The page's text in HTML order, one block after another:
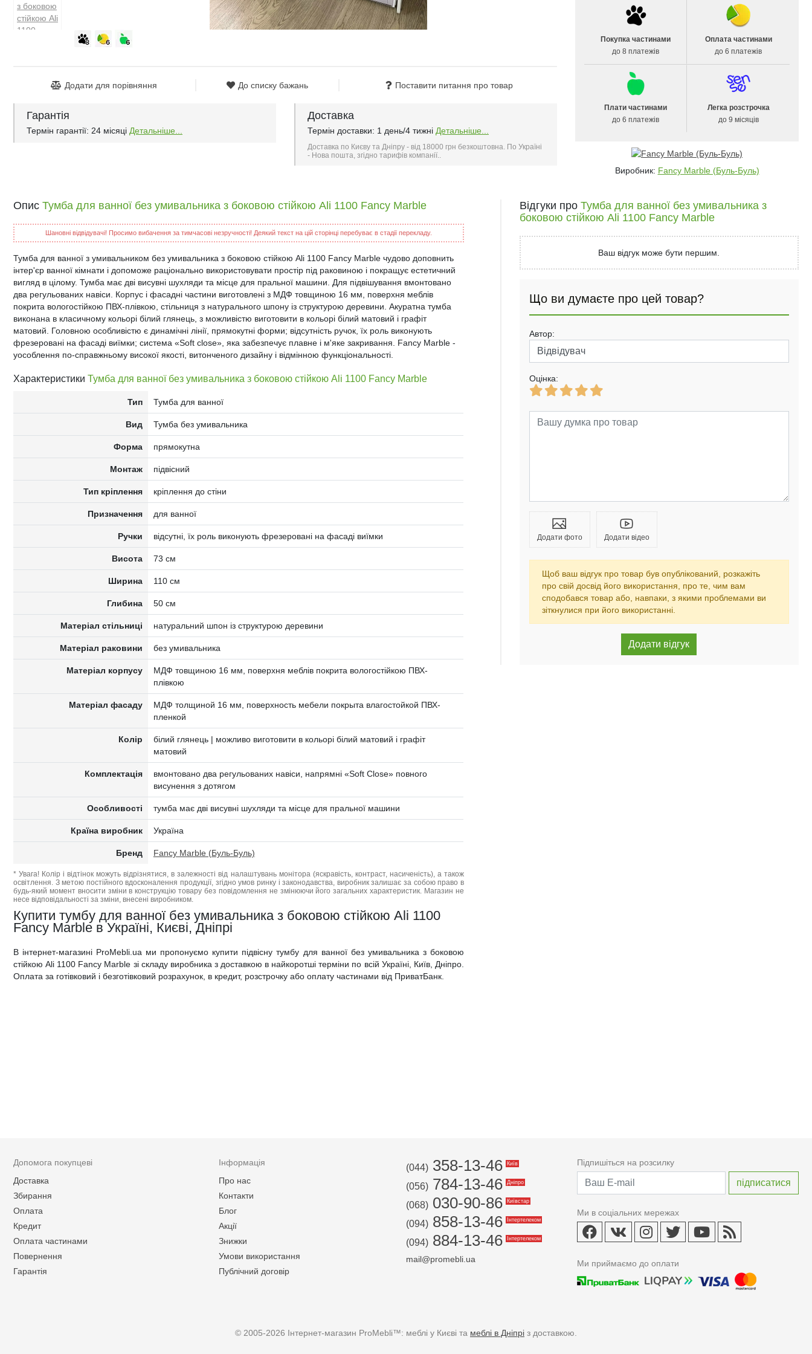
Додати для порівняння До списку бажань Поставити питання про товар
Гарантія
Термін гарантії: 24 місяці Детальніше...
Доставка
Термін доставки: 1 день/4 тижні Детальніше...
Доставка по Києву та Дніпру - від 18000 грн безкоштовна. По Україні
- Нова пошта, згідно тарифів компанії..
Покупка частинами
до 8 платежів
Оплата частинами
до 6 платежів
Плати частинами
до 6 платежів
Легка розстрочка
до 9 місяців
Виробник: Fancy Marble (Буль-Буль)
Опис Тумба для ванної без умивальника з боковою стійкою Ali 1100 Fancy Marble
Шановні відвідувачі! Просимо вибачення за тимчасові незручності! Деякий текст на цій сторінці перебуває в стадії перекладу.
Тумба для ванної з умивальником без умивальника з боковою стійкою Ali 1100 Fancy Marble чудово доповнить
інтер'єр ванної кімнати і допоможе раціонально використовувати простір під раковиною і покращує естетичний
вигляд в цілому. Тумба має дві висувні шухляди та місце для пральної машини. Для підвішування вмонтовано
два регульованих навіси. Корпус і фасадні частини виготовлені з МДФ товщиною 16 мм, поверхня меблів
покрита вологостійкою ПВХ-плівкою, стільниця з натурального шпону із структурою деревини. Акуратна тумба
виконана в класичному кольорі білий глянець, з можливістю виготовити в кольорі білий матовий і графіт
матовий. Головною особливістю є динамічні лінії, прямокутні форми; відсутність ручок, їх роль виконують
фрезеровані на фасаді виїмки; система «Soft close», яка забезпечує плавне і м'яке закривання. Fancy Marble -
уособлення по-справжньому високої якості, витонченого дизайну і відмінною функціональності.
Характеристики Тумба для ванної без умивальника з боковою стійкою Ali 1100 Fancy Marble
Тип Тумба для ванної
Вид Тумба без умивальника
Форма прямокутна
Монтаж підвісний
Тип кріплення кріплення до стіни
Призначення для ванної
Ручки відсутні, їх роль виконують фрезеровані на фасаді виїмки
Висота 73 см
Ширина 110 см
Глибина 50 см
Матеріал стільниці натуральний шпон із структурою деревини
Матеріал раковини без умивальника
Матеріал корпусу
МДФ товщиною 16 мм, поверхня меблів покрита вологостійкою ПВХ-
плівкою
Матеріал фасаду
МДФ толщиной 16 мм, поверхность мебели покрыта влагостойкой ПВХ-
пленкой
Колір
білий глянець | можливо виготовити в кольорі білий матовий і графіт
матовий
Комплектація
вмонтовано два регульованих навіси, напрямні «Soft Сlose» повного
висунення з дотягом
Особливості тумба має дві висувні шухляди та місце для пральної машини
Країна виробник Україна
Бренд Fancy Marble (Буль-Буль)
* Увага! Колір і відтінок можуть відрізнятися, в залежності від налаштувань монітора (яскравість, контраст, насиченість), а також
освітлення. З метою постійного вдосконалення продукції, згідно умов ринку і законодавства, виробник залишає за собою право в
будь-який момент вносити зміни в конструкцію товару без повідомлення не змінюючи його загальних характеристик. Магазин не
несе відповідальності за зміни, внесені виробником.
Купити тумбу для ванної без умивальника з боковою стійкою Ali 1100
Fancy Marble в Україні, Києві, Дніпрі
В інтернет-магазині ProMebli.ua ми пропонуємо купити підвісну тумбу для ванної без умивальника з боковою
стійкою Ali 1100 Fancy Marble зі складу виробника з доставкою в найкоротші терміни по всій Україні, Київ, Дніпро.
Оплата за готівковий і безготівковий розрахунок, в кредит, розстрочку або оплату частинами від ПриватБанк.
Відгуки про Тумба для ванної без умивальника з
боковою стійкою Ali 1100 Fancy Marble
Ваш відгук може бути першим.
Що ви думаєте про цей товар?
Автор:
Оцінка:
Додати фото Додати відео
Щоб ваш відгук про товар був опублікований, розкажіть
про свій досвід його використання, про те, чим вам
сподобався товар або, навпаки, з якими проблемами ви
зіткнулися при його використанні.
Допомога покупцеві
Доставка
Збирання
Оплата
Кредит
Оплата частинами
Повернення
Гарантія
Інформація
Про нас
Контакти
Блог
Акції
Знижки
Умови використання
Публічний договір
(044) 358-13-46 Київ
(056) 784-13-46 Дніпро
(068) 030-90-86 Київстар
(094) 858-13-46 Інтертелеком
(094) 884-13-46 Інтертелеком
mail@promebli.ua
Підпишіться на розсилку
Ми в соціальних мережах
Ми приймаємо до оплати
© 2005-2026 Інтернет-магазин ProMebli™: меблі у Києві та меблі в Дніпрі з доставкою.